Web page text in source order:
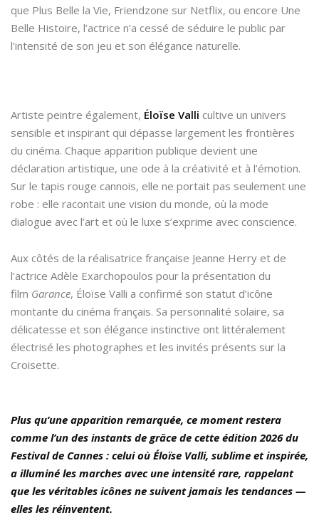
que Plus Belle la Vie, Friendzone sur Netflix, ou encore Une
Belle Histoire, l’actrice n’a cessé de séduire le public par
l’intensité de son jeu et son élégance naturelle.
Artiste peintre également, Éloïse Valli cultive un univers
sensible et inspirant qui dépasse largement les frontières
du cinéma. Chaque apparition publique devient une
déclaration artistique, une ode à la créativité et à l’émotion.
Sur le tapis rouge cannois, elle ne portait pas seulement une
robe : elle racontait une vision du monde, où la mode
dialogue avec l’art et où le luxe s’exprime avec conscience.
Aux côtés de la réalisatrice française Jeanne Herry et de
l’actrice Adèle Exarchopoulos pour la présentation du
film Garance, Éloïse Valli a confirmé son statut d’icône
montante du cinéma français. Sa personnalité solaire, sa
délicatesse et son élégance instinctive ont littéralement
électrisé les photographes et les invités présents sur la
Croisette.
Plus qu’une apparition remarquée, ce moment restera
comme l’un des instants de grâce de cette édition 2026 du
Festival de Cannes : celui où Éloïse Valli, sublime et inspirée,
a illuminé les marches avec une intensité rare, rappelant
que les véritables icônes ne suivent jamais les tendances —
elles les réinventent.